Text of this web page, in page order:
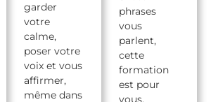
phrases
vous
parlent,
cette
formation
est pour
vous.
garder
votre
calme,
poser votre
voix et vous
affirmer,
même dans